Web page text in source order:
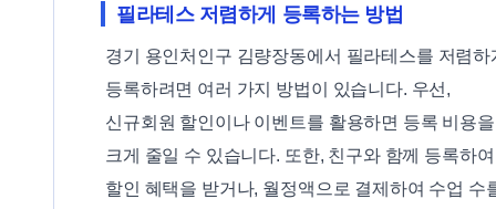
필라테스 저렴하게 등록하는 방법
경기 용인처인구 김량장동에서 필라테스를 저렴하
등록하려면 여러 가지 방법이 있습니다. 우선,
신규회원 할인이나 이벤트를 활용하면 등록 비용을
크게 줄일 수 있습니다. 또한, 친구와 함께 등록하여
할인 혜택을 받거나, 월정액으로 결제하여 수업 수